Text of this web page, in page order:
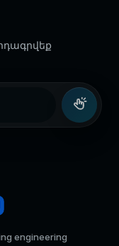
engineering